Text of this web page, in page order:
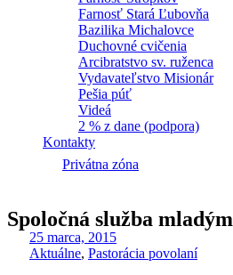
Farnosť Stará Ľubovňa
Bazilika Michalovce
Duchovné cvičenia
Arcibratstvo sv. ruženca
Vydavateľstvo Misionár
Pešia púť
Videá
2 % z dane (podpora)
Kontakty
Privátna zóna
Spoločná služba mladým
25 marca, 2015
Aktuálne, Pastorácia povolaní